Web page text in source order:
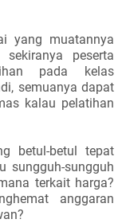
yang muatannya
peserta
pada kelas
semuanya dapat
kalau pelatihan
betul-betul tepat
sungguh-sungguh
terkait harga?
anggaran